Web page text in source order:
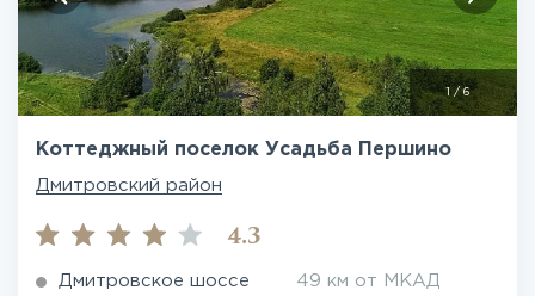
1 / 6
Коттеджный поселок Усадьба Першино
Дмитровский район
4.3
Дмитровское шоссе 49 км от МКАД